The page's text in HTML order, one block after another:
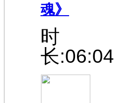
魂》
时
长:06:04